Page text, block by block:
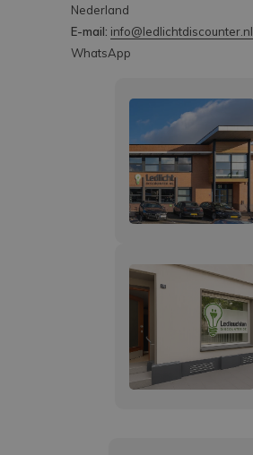
Nederland
E-mail: info@ledlichtdiscounter.nl
WhatsApp